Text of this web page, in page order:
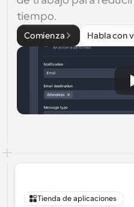
tiempo.
Comienza Habla con
Tienda de aplicaciones